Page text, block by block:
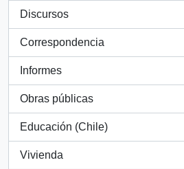
Discursos
, 16 results
Correspondencia
, 15 results
Informes
, 15 results
Obras públicas
, 12 results
Educación (Chile)
, 11 results
Vivienda
, 7 results